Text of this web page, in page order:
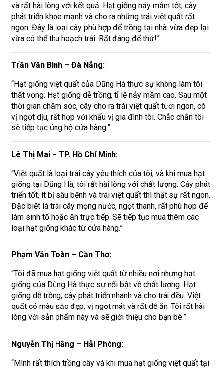
và rất hài lòng với kết quả. Hạt giống nảy mầm tốt, cây
phát triển khỏe mạnh và cho ra những trái việt quất rất
ngon. Đây là loại cây phù hợp để trồng tại nhà, vừa đẹp lại
vừa có thể thu hoạch trái. Rất đáng để thử!”
Trần Văn Bình – Đà Nẵng:
“Hạt giống việt quất của Dũng Hà thực sự không làm tôi
thất vọng. Hạt giống dễ trồng, tỉ lệ nảy mầm cao. Sau một
thời gian chăm sóc, cây cho ra trái việt quất tươi ngon, có
vị ngọt dịu, rất hợp với khẩu vị gia đình tôi. Chắc chắn tôi
sẽ tiếp tục ủng hộ cửa hàng.”
Lê Thị Mai – TP. Hồ Chí Minh:
“Việt quất là loại trái cây yêu thích của tôi, và khi mua hạt
giống tại Dũng Hà, tôi rất hài lòng với chất lượng. Cây phát
triển tốt, ít bị sâu bệnh và trái việt quất thì thật sự rất ngon.
Đặc biệt là trái cây mọng nước, ngọt thanh, rất phù hợp để
làm sinh tố hoặc ăn trực tiếp. Sẽ tiếp tục mua thêm các
loại hạt giống khác từ cửa hàng.”
Phạm Văn Toàn – Cần Thơ:
“Tôi đã mua hạt giống việt quất từ nhiều nơi nhưng hạt
giống của Dũng Hà thực sự nổi bật về chất lượng. Hạt
giống dễ trồng, cây phát triển nhanh và cho trái đều. Việt
quất có màu sắc đẹp, vị ngọt mát và rất dễ ăn. Tôi rất hài
lòng với sản phẩm này và sẽ giới thiệu cho bạn bè.”
Nguyễn Thị Hằng – Hải Phòng:
“Mình rất thích trồng cây và khi mua hạt giống việt quất tại